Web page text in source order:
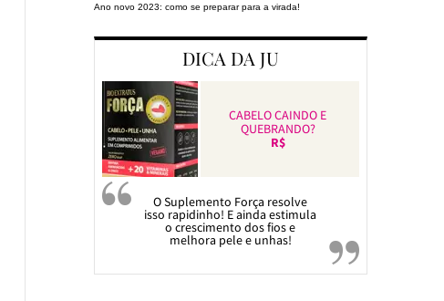
Ano novo 2023: como se preparar para a virada!
DICA DA JU
CABELO CAINDO E
QUEBRANDO?
R$
O Suplemento Força resolve
isso rapidinho! E ainda estimula
o crescimento dos fios e
melhora pele e unhas!